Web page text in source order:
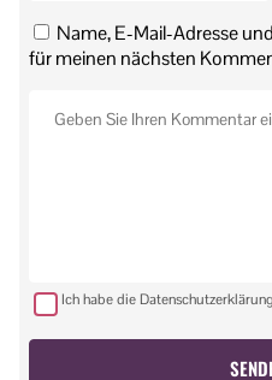
Name, E-Mail-Adresse
für meinen nächsten
Ich habe die